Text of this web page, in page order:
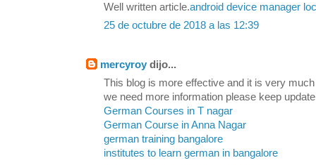
Well written article.android device manager
25 de octubre de 2018 a las 12:39
mercyroy dijo...
This blog is more effective and it is very
we need more information please keep
German Courses in T nagar
German Course in Anna Nagar
german training bangalore
institutes to learn german in bangalore